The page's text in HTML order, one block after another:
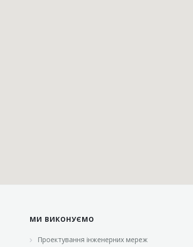
МИ ВИКОНУЄМО
Проектування інженерних мереж